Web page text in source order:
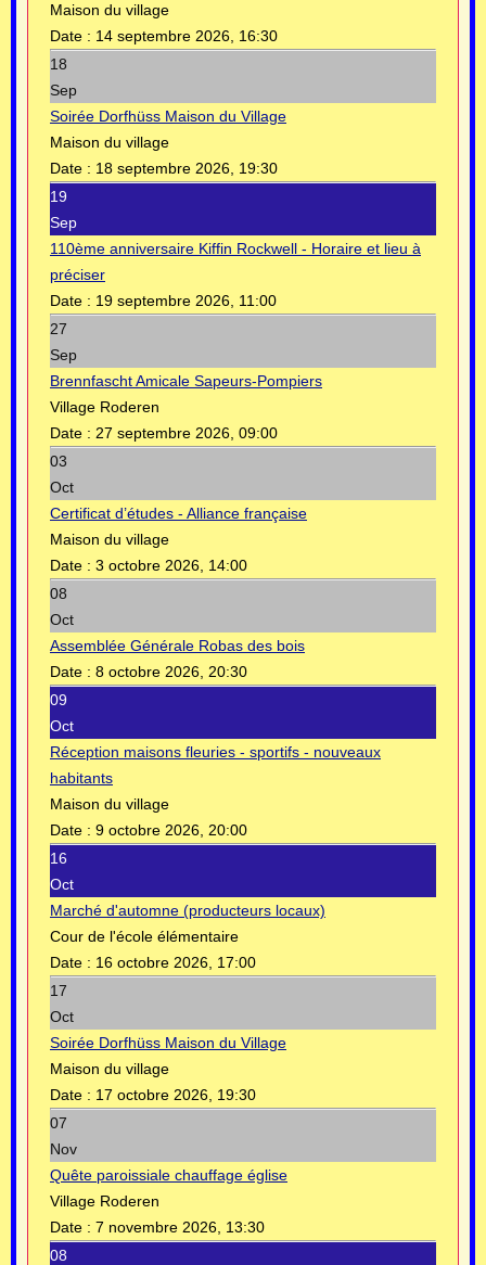
Maison du village
Date : 14 septembre 2026, 16:30
18
Sep
Soirée Dorfhüss Maison du Village
Maison du village
Date : 18 septembre 2026, 19:30
19
Sep
110ème anniversaire Kiffin Rockwell - Horaire et lieu à
préciser
Date : 19 septembre 2026, 11:00
27
Sep
Brennfascht Amicale Sapeurs-Pompiers
Village Roderen
Date : 27 septembre 2026, 09:00
03
Oct
Certificat d’études - Alliance française
Maison du village
Date : 3 octobre 2026, 14:00
08
Oct
Assemblée Générale Robas des bois
Date : 8 octobre 2026, 20:30
09
Oct
Réception maisons fleuries - sportifs - nouveaux
habitants
Maison du village
Date : 9 octobre 2026, 20:00
16
Oct
Marché d'automne (producteurs locaux)
Cour de l'école élémentaire
Date : 16 octobre 2026, 17:00
17
Oct
Soirée Dorfhüss Maison du Village
Maison du village
Date : 17 octobre 2026, 19:30
07
Nov
Quête paroissiale chauffage église
Village Roderen
Date : 7 novembre 2026, 13:30
08